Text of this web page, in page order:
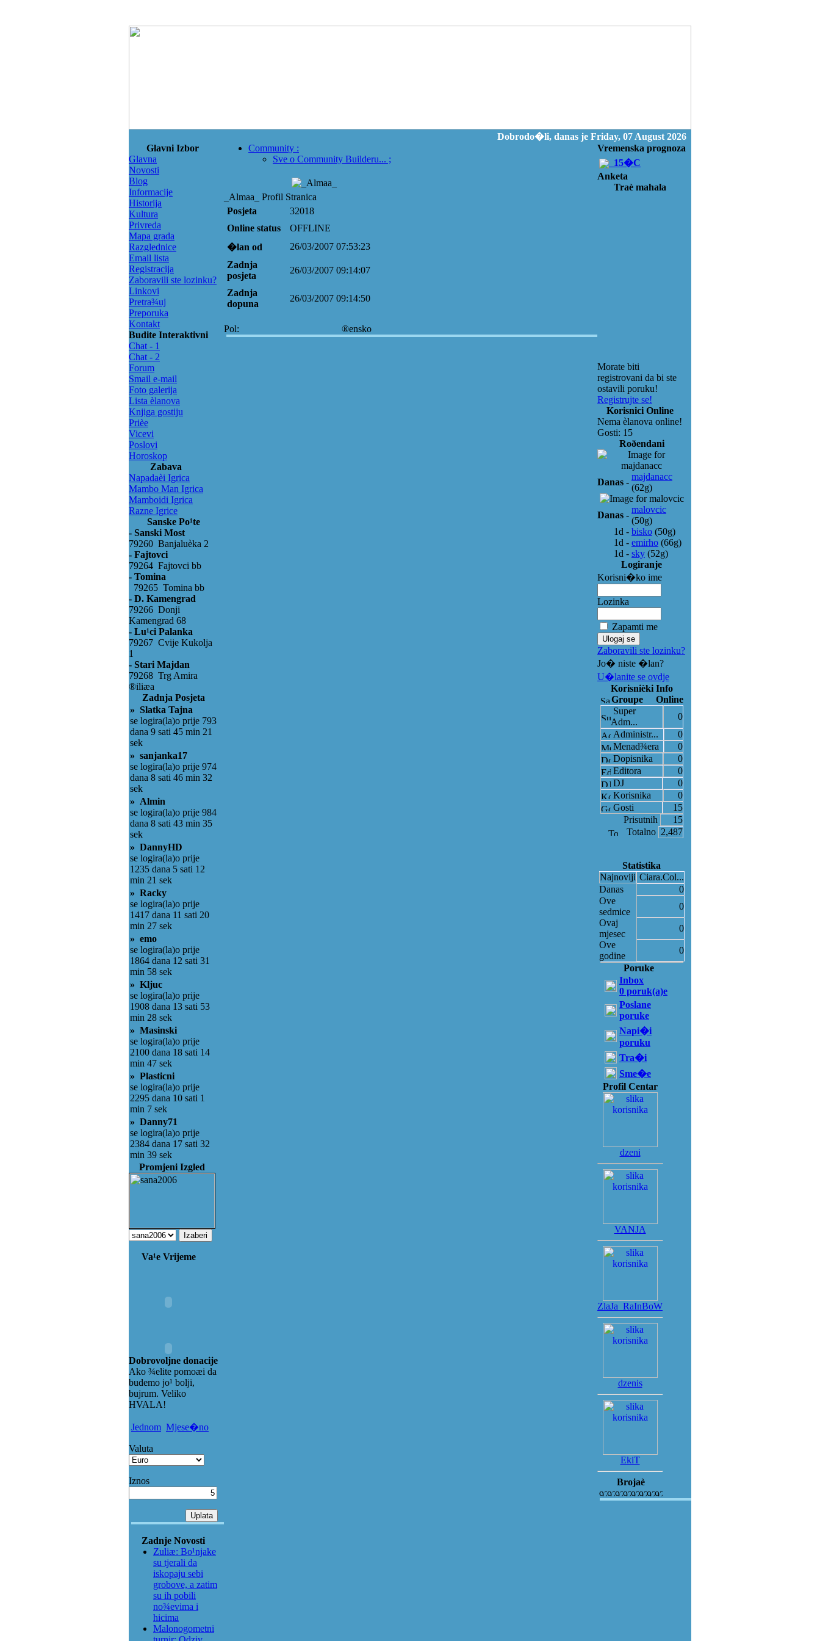
Dobrodo�li, danas je Friday, 07 August 2026
Glavni Izbor
Glavna
Novosti
Blog
Informacije
Historija
Kultura
Privreda
Mapa grada
Razglednice
Email lista
Registracija
Zaboravili ste lozinku?
Linkovi
Pretra¾uj
Preporuka
Kontakt
Budite Interaktivni
Chat - 1
Chat - 2
Forum
Smail e-mail
Foto galerija
Lista èlanova
Knjiga gostiju
Prièe
Vicevi
Poslovi
Horoskop
Zabava
Napadaèi Igrica
Mambo Man Igrica
Mamboidi Igrica
Razne Igrice
Sanske Po¹te
- Sanski Most
79260 Banjaluèka 2
- Fajtovci
79264 Fajtovci bb
- Tomina
79265 Tomina bb
- D. Kamengrad
79266 Donji
Kamengrad 68
- Lu¹ci Palanka
79267 Cvije Kukolja
1
- Stari Majdan
79268 Trg Amira
®iliæa
Zadnja Posjeta
» Slatka Tajna
se logira(la)o prije 793
dana 9 sati 45 min 21
sek
» sanjanka17
se logira(la)o prije 974
dana 8 sati 46 min 32
sek
» Almin
se logira(la)o prije 984
dana 8 sati 43 min 35
sek
» DannyHD
se logira(la)o prije
1235 dana 5 sati 12
min 21 sek
» Racky
se logira(la)o prije
1417 dana 11 sati 20
min 27 sek
» emo
se logira(la)o prije
1864 dana 12 sati 31
min 58 sek
» Kljuc
se logira(la)o prije
1908 dana 13 sati 53
min 28 sek
» Masinski
se logira(la)o prije
2100 dana 18 sati 14
min 47 sek
» Plasticni
se logira(la)o prije
2295 dana 10 sati 1
min 7 sek
» Danny71
se logira(la)o prije
2384 dana 17 sati 32
min 39 sek
Promjeni Izgled
Va¹e Vrijeme
Dobrovoljne donacije
Ako ¾elite pomoæi da
budemo jo¹ bolji,
bujrum. Veliko
HVALA!
Jednom Mjese�no
Valuta
Iznos
Zadnje Novosti
Zuliæ: Bo¹njake
su tjerali da
iskopaju sebi
grobove, a zatim
su ih pobili
no¾evima i
hicima
Malonogometni
Community :
Sve o Community Builderu... ;
_Almaa_ Profil Stranica
Posjeta
32018
Online status
OFFLINE
�lan od
26/03/2007 07:53:23
Zadnja
posjeta
26/03/2007 09:14:07
Zadnja
dopuna
26/03/2007 09:14:50
Pol: ®ensko
Vremenska prognoza
15�C
Anketa
Traè mahala
Morate biti
registrovani da bi ste
ostavili poruku!
Registrujte se!
Korisnici Online
Nema èlanova online!
Gosti: 15
Roðendani
Danas -
majdanacc
(62g)
Danas -
malovcic
(50g)
1d - bisko (50g)
1d - emirho (66g)
1d - sky (52g)
Logiranje
Korisni�ko ime
Lozinka
Zapamti me
Zaboravili ste lozinku?
Jo� niste �lan?
U�lanite se ovdje
Korisnièki Info
Groupe
Online
Super
Adm...
0
Administr...
0
Menad¾era
0
Dopisnika
0
Editora
0
DJ
0
Korisnika
0
Gosti
15
Prisutnih
15
Totalno 2,487
Statistika
Najnoviji Ciara.Col...
Danas
0
Ove
sedmice
0
Ovaj
mjesec
0
Ove
godine
0
Poruke
Inbox
0 poruk(a)e
Poslane
poruke
Napi�i
poruku
Tra�i
Sme�e
Profil Centar
dzeni
VANJA
ZlaJa_RaInBoW
dzenis
EkiT
Brojaè